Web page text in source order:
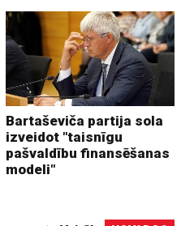
Bartaševiča partija sola
izveidot "taisnīgu
pašvaldību finansēšanas
modeli"